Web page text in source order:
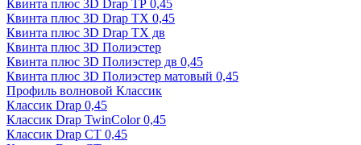
Квинта плюс 3D Drap ТР 0,45
Квинта плюс 3D Drap ТХ 0,45
Квинта плюс 3D Drap ТХ дв
Квинта плюс 3D Полиэстер
Квинта плюс 3D Полиэстер дв 0,45
Квинта плюс 3D Полиэстер матовый 0,45
Профиль волновой Классик
Классик Drap 0,45
Классик Drap TwinColor 0,45
Классик Drap СТ 0,45